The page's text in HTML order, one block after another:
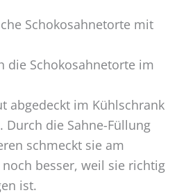
Schokosahnetorte mit
die Schokosahnetorte im
abgedeckt im Kühlschrank
Durch die Sahne-Füllung
schmeckt sie am
besser, weil sie richtig
ist.